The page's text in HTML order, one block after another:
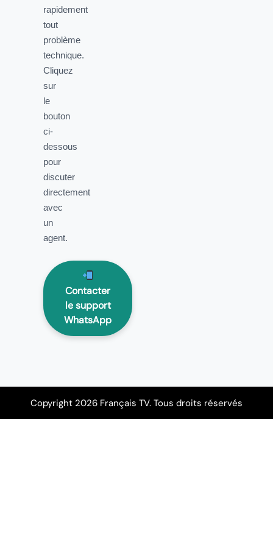
rapidement
tout
problème
technique.
Cliquez
sur
le
bouton
ci-
dessous
pour
discuter
directement
avec
un
agent.
Contacter
le support
WhatsApp
Copyright 2026 Français TV. Tous droits réservés